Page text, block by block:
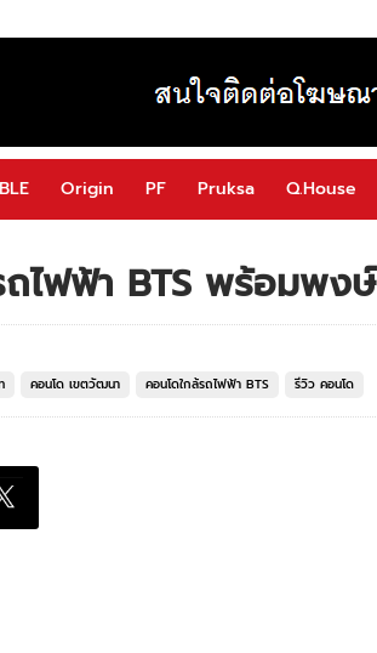
Origin PF Pruksa Q.House
ไฟฟ้า BTS พร้อมพงษ์
คอนโด เขตวัฒนา คอนโดใกล้รถไฟฟ้า BTS รีวิว คอนโด